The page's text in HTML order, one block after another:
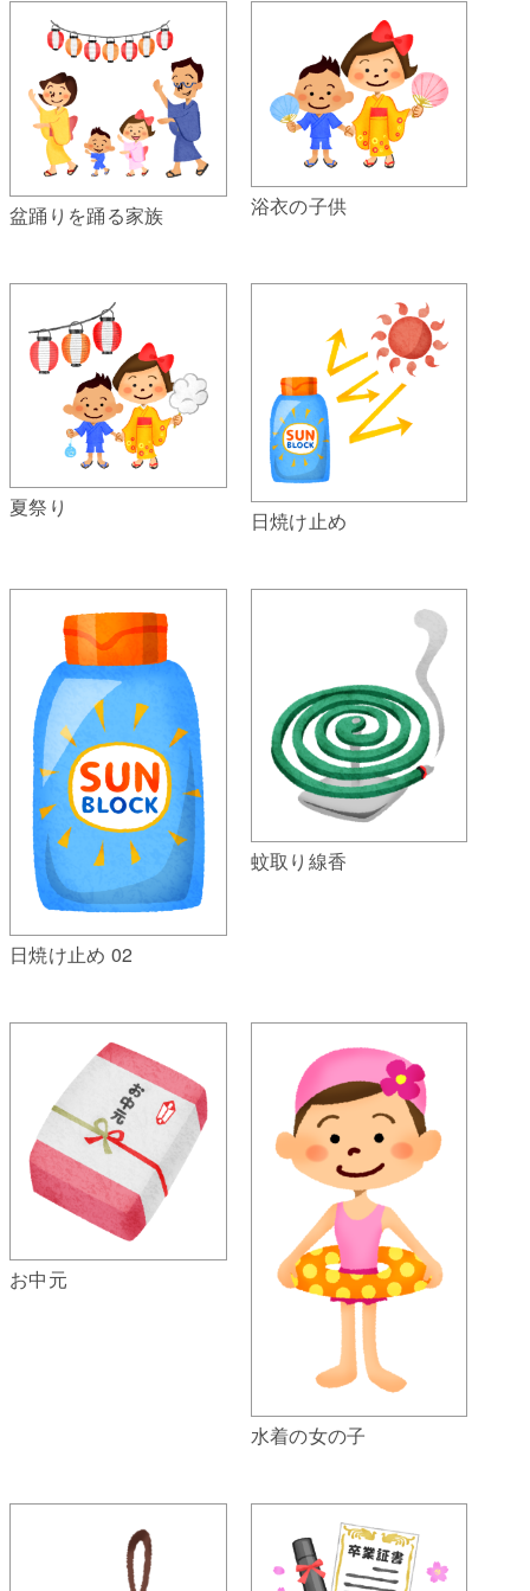
盆踊りを踊る家族 浴衣の子供
夏祭り
日焼け止め
日焼け止め 02
蚊取り線香
お中元
水着の女の子